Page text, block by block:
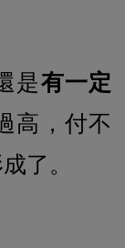
是有一定
高，付不
了。